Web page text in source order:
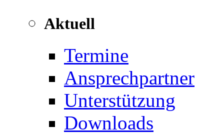
Aktuell
Termine
Ansprechpartner
Unterstützung
Downloads